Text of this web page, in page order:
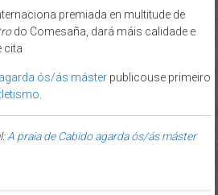
premiada en multitude de
do Comesaña, dará máis calidade e
cita
ós/ás másterpublicouse primeiro
.
A praia de Cabido agarda ós/ás máster